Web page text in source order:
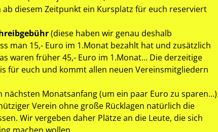
diesem Zeitpunkt ein Kursplatz für euch reserviert
(diese haben wir genau deshalb
man 15,- Euro im 1.Monat bezahlt hat und zusätzlich
waren früher 45,- Euro im 1.Monat… Die derzeitige
für euch und kommt allen neuen Vereinsmitgliedern
nächsten Monatsanfang (um ein paar Euro zu sparen…)
Verein ohne große Rücklagen natürlich die
Wir vergeben daher Plätze an die Leute, die sich